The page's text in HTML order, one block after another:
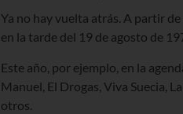
Ya no hay vuelta atrás. A partir
en la tarde del 19 de agosto de
Este año, por ejemplo, en la
Manuel, El Drogas, Viva Suecia,
otros.